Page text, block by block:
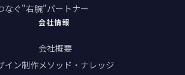
なぐ"右腕"パートナー
イン制作
会社情報
会社概要
メソッド・ナレッジ